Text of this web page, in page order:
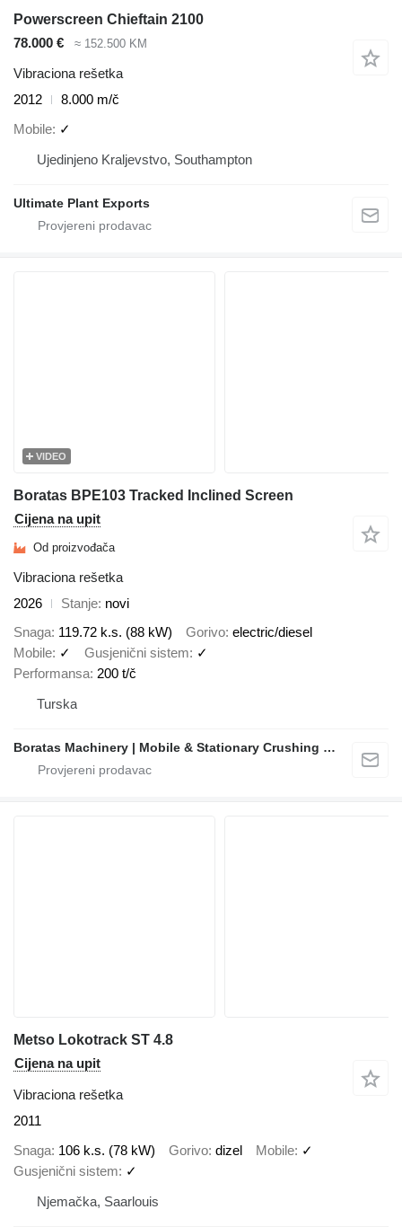
Powerscreen Chieftain 2100
78.000 €
≈ 152.500 KM
Vibraciona rešetka
2012
8.000 m/č
Mobile ✓
Ujedinjeno Kraljevstvo, Southampton
Ultimate Plant Exports
VIDEO
Boratas BPE103 Tracked Inclined Screen
Cijena na upit
Od proizvođača
Vibraciona rešetka
2026
Stanje novi
Snaga 119.72 k.s. (88 kW) Gorivo electric/diesel
Mobile ✓ Gusjenični sistem
✓
Performansa 200 t/č
Turska
Boratas Machinery | Mobile & Stationary Crushing and Screening Plants Manufacturer
Metso Lokotrack ST 4.8
Cijena na upit
Vibraciona rešetka
2011
Snaga 106 k.s. (78 kW) Gorivo dizel Mobile ✓
Gusjenični sistem
✓
Njemačka, Saarlouis